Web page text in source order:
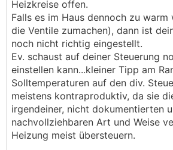
Heizkreise offen.
Falls es im Haus dennoch zu
die Ventile zumachen), dann ist
noch nicht richtig eingestellt.
Ev. schaust auf deiner Steuerung
einstellen kann...kleiner Tipp am
Solltemperaturen auf den div.
meistens kontraproduktiv, da sie
irgendeiner, nicht dokumentierten
nachvollziehbaren Art und Weise
Heizung meist übersteuern.